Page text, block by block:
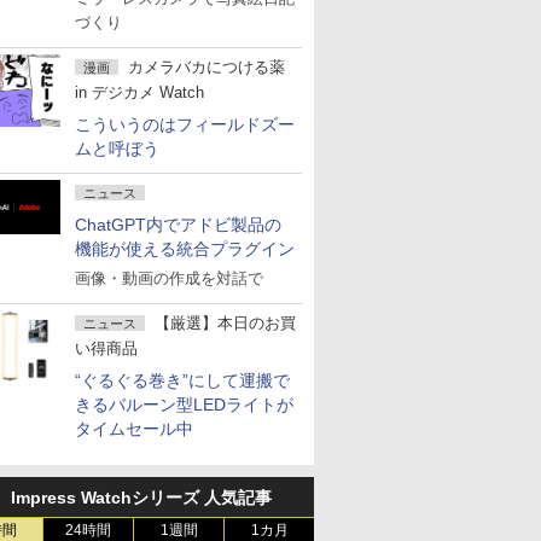
づくり
漫画
カメラバカにつける薬
in デジカメ Watch
こういうのはフィールドズー
ムと呼ぼう
ニュース
ChatGPT内でアドビ製品の
機能が使える統合プラグイン
画像・動画の作成を対話で
ニュース
【厳選】本日のお買
い得商品
“ぐるぐる巻き”にして運搬で
きるバルーン型LEDライトが
タイムセール中
Impress Watchシリーズ 人気記事
24時間 1週間 1カ月